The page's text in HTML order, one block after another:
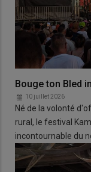
Bouge ton Bled
10 juillet 2026
Né de la volonté
rural, le festival
incontournable du